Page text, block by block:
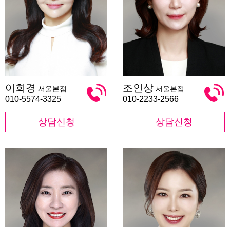
희
경
이희경 서울본점
010-5574-3325
상담신청
인
상
조인상 서울본점
010-2233-2566
상담신청